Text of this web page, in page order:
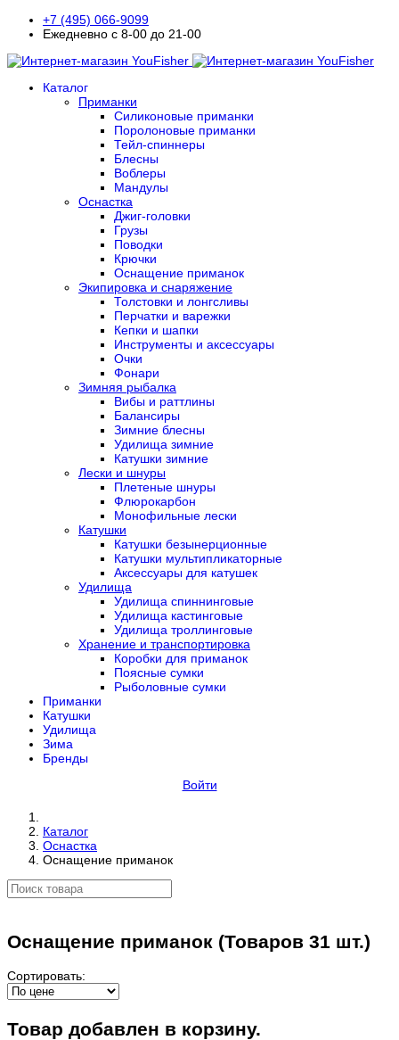
+7 (495) 066-9099
Ежедневно с 8-00 до 21-00
Каталог
Приманки
Силиконовые приманки
Поролоновые приманки
Тейл-спиннеры
Блесны
Воблеры
Мандулы
Оснастка
Джиг-головки
Грузы
Поводки
Крючки
Оснащение приманок
Экипировка и снаряжение
Толстовки и лонгсливы
Перчатки и варежки
Кепки и шапки
Инструменты и аксессуары
Очки
Фонари
Зимняя рыбалка
Вибы и раттлины
Балансиры
Зимние блесны
Удилища зимние
Катушки зимние
Лески и шнуры
Плетеные шнуры
Флюрокарбон
Монофильные лески
Катушки
Катушки безынерционные
Катушки мультипликаторные
Аксессуары для катушек
Удилища
Удилища спиннинговые
Удилища кастинговые
Удилища троллинговые
Хранение и транспортировка
Коробки для приманок
Поясные сумки
Рыболовные сумки
Приманки
Катушки
Удилища
Зима
Бренды
Войти
Каталог
Оснастка
Оснащение приманок
Оснащение приманок (Товаров 31 шт.)
Сортировать:
Товар добавлен в корзину.